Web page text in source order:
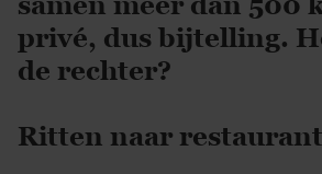
privé, dus bijtelling.
de rechter?
Ritten naar restaurant